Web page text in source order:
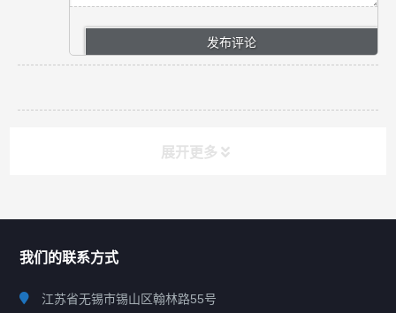
展开更多
我们的联系方式
江苏省无锡市锡山区翰林路55号